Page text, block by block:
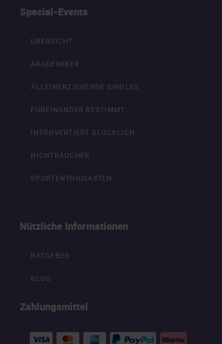
Special-Events
ÜBERSICHT
AKADEMIKER
ALLEINERZIEHENDE SINGLES
FÜREINANDER BESTIMMT
INTROVERTIERT GLÜCKLICH
NICHTRAUCHER
SPORTENTHUSIASTEN
Nützliche Informationen
RATGEBER
BLOG
Zahlungsmittel